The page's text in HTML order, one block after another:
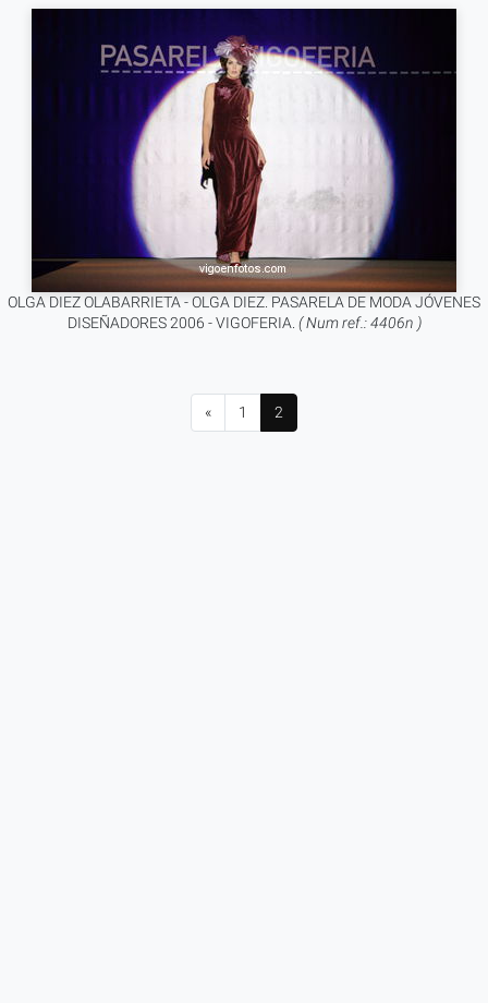
OLGA DIEZ OLABARRIETA - OLGA DIEZ. PASARELA DE MODA JÓVENES
DISEÑADORES 2006 - VIGOFERIA. ( Num ref.: 4406n )
« 1 2